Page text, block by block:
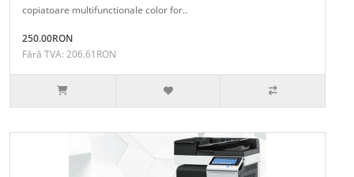
copiatoare multifunctionale color for..
250.00RON
Fără TVA: 206.61RON